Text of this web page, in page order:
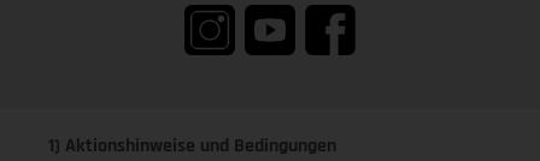
1) Aktionshinweise und Bedingungen